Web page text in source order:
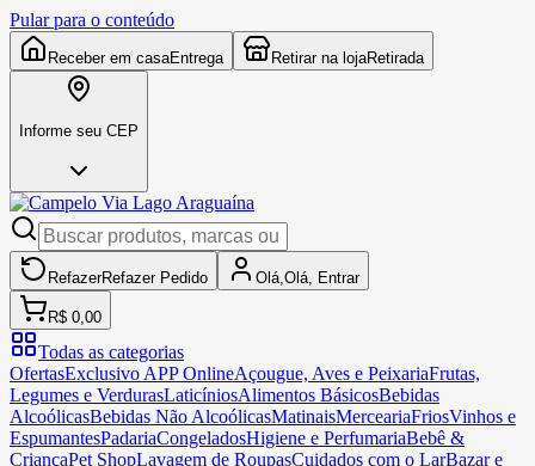
Pular para o conteúdo
Receber em casaEntrega Retirar na lojaRetirada
Informe seu CEP
RefazerRefazer Pedido Olá, Olá, Entrar
R$ 0,00
Todas as categorias
OfertasExclusivo APP OnlineAçougue, Aves e PeixariaFrutas,
Legumes e VerdurasLaticíniosAlimentos BásicosBebidas
AlcoólicasBebidas Não AlcoólicasMatinaisMerceariaFriosVinhos e
EspumantesPadariaCongeladosHigiene e PerfumariaBebê &
CriançaPet ShopLavagem de RoupasCuidados com o LarBazar e